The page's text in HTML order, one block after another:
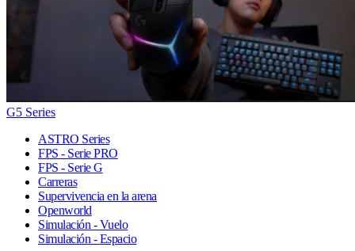
G5 Series
ASTRO Series
FPS - Serie PRO
FPS - Serie G
Carreras
Supervivencia en la arena
Openworld
Simulación - Vuelo
Simulación - Espacio